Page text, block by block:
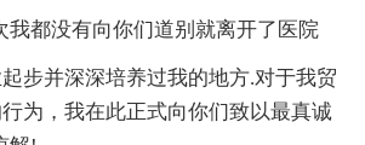
我都没有向你们道别就离开了医院
步并深深培养过我的地方.对于我贸
为，我在此正式向你们致以最真诚